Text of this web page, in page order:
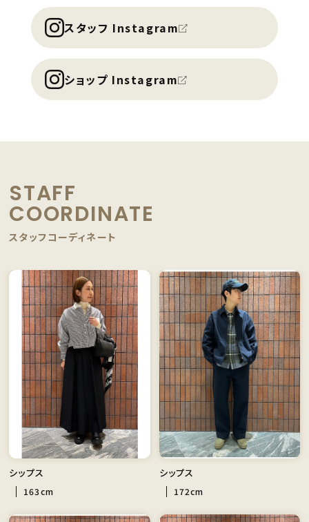
スタッフ Instagram
ショップ Instagram
STAFF
COORDINATE
スタッフコーディネート
シップス
163cm
シップス
172cm